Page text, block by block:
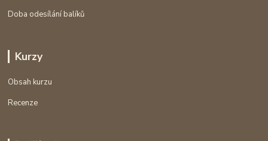
Doba odesílání balíků
Kurzy
Obsah kurzu
Recenze